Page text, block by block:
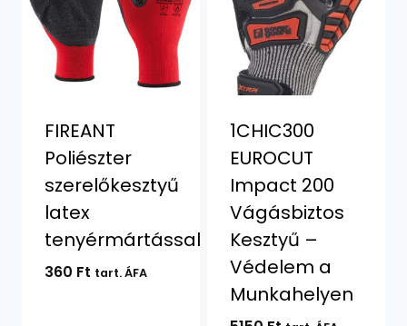
FIREANT
Poliészter
szerelőkesztyű
latex
tenyérmártással
360 Ft tart. ÁFA
1CHIC300
EUROCUT
Impact 200
Vágásbiztos
Kesztyű –
Védelem a
Munkahelyen